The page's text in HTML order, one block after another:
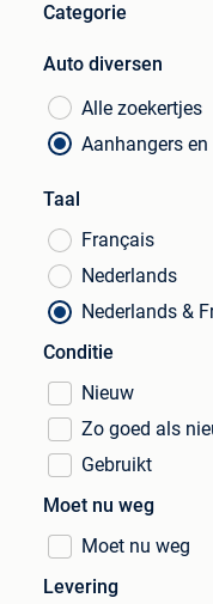
Categorie
Auto diversen
Alle zoekertjes
Aanhangers
Taal
Français
Nederlands
Nederlands &
Conditie
Nieuw
Zo goed als
Gebruikt
Moet nu weg
Moet nu weg
Levering